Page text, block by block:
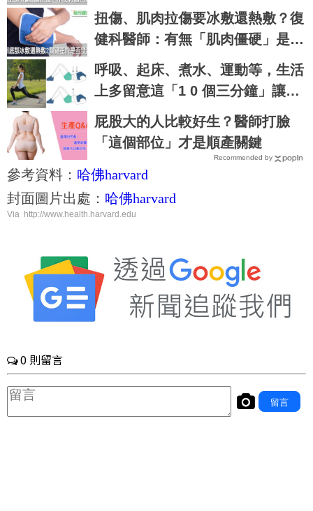
腰不是夢｜每日健康 Health
扭傷、肌肉拉傷要冰敷還熱敷？復
健科醫師：有無「肌肉僵硬」是關
鍵｜每日健康 Health
呼吸、起床、煮水、運動等，生活
上多留意這「1 0 個三分鐘」讓你
健康多一點，壽命多十年 ～
屁股大的人比較好生？醫師打臉
「這個部位」才是順產關鍵
Recommended by
參考資料： 哈佛harvard
封面圖片出處： 哈佛harvard
Via http://www.health.harvard.edu